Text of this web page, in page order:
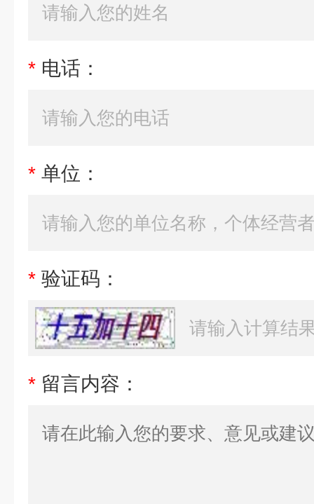
* 电话：
* 单位：
* 验证码：
* 留言内容：